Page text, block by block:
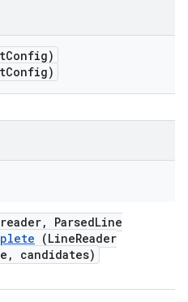
Config)
, ParsedLine
(LineReader
candidates)